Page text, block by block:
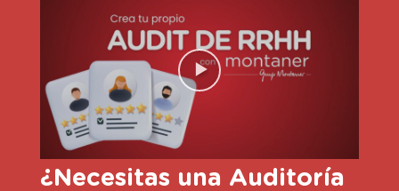
¿Necesitas una Auditoría